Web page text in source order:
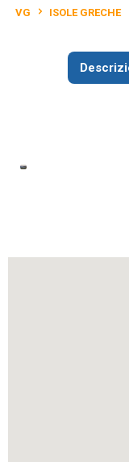
VG ISOLE GRECHE